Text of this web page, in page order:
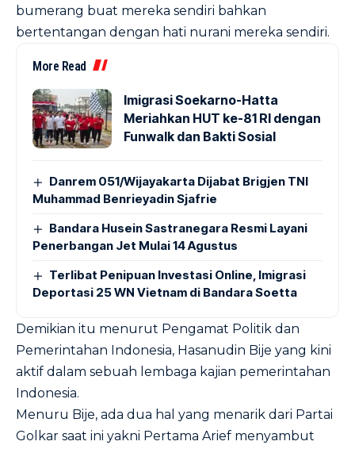
bumerang buat mereka sendiri bahkan
bertentangan dengan hati nurani mereka sendiri.
More Read
Imigrasi Soekarno-Hatta
Meriahkan HUT ke-81 RI dengan
Funwalk dan Bakti Sosial
Danrem 051/Wijayakarta Dijabat Brigjen TNI
Muhammad Benrieyadin Sjafrie
Bandara Husein Sastranegara Resmi Layani
Penerbangan Jet Mulai 14 Agustus
Terlibat Penipuan Investasi Online, Imigrasi
Deportasi 25 WN Vietnam di Bandara Soetta
Demikian itu menurut Pengamat Politik dan
Pemerintahan Indonesia, Hasanudin Bije yang kini
aktif dalam sebuah lembaga kajian pemerintahan
Indonesia.
Menuru Bije, ada dua hal yang menarik dari Partai
Golkar saat ini yakni Pertama Arief menyambut